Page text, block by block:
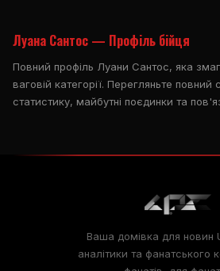
Луана Сантос — Профіль бійця
Повний профіль Луани Сантос, яка
ваговій категорії. Перегляньте повний
статистику, майбутні поєдинки та
Ваша домівка для новин
аналітики та фанатського